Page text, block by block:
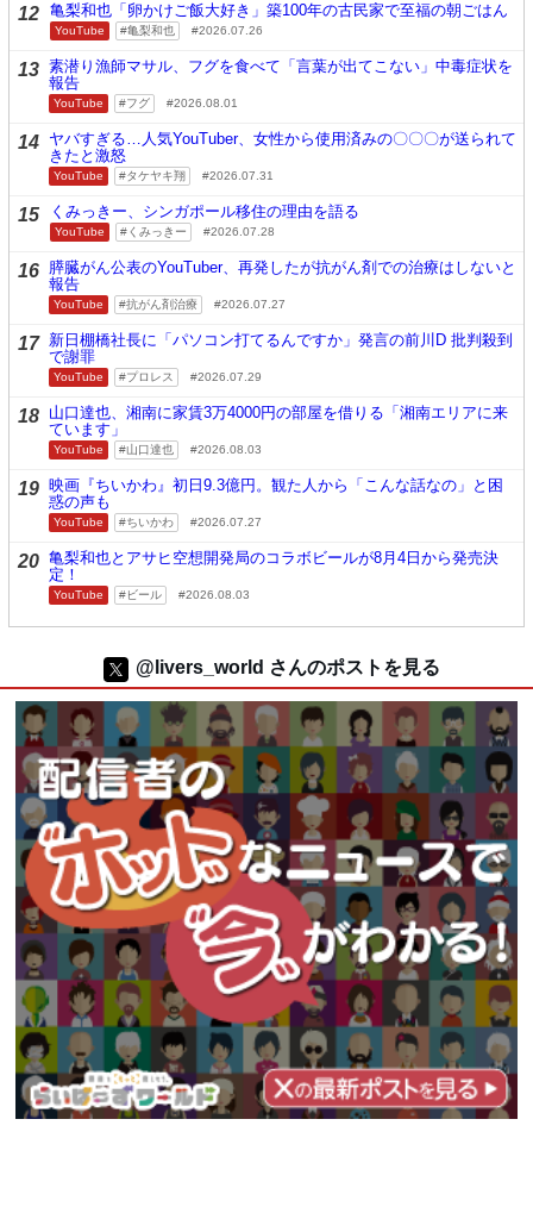
12 亀梨和也「卵かけご飯大好き」築100年の古民家で至福の朝ごはん
YouTube 亀梨和也 2026.07.26
13 素潜り漁師マサル、フグを食べて「言葉が出てこない」中毒症状を
報告
YouTube フグ 2026.08.01
14 ヤバすぎる…人気YouTuber、女性から使用済みの〇〇〇が送られて
きたと激怒
YouTube タケヤキ翔 2026.07.31
15 くみっきー、シンガポール移住の理由を語る
YouTube くみっきー 2026.07.28
16 膵臓がん公表のYouTuber、再発したが抗がん剤での治療はしないと
報告
YouTube 抗がん剤治療 2026.07.27
17 新日棚橋社長に「パソコン打てるんですか」発言の前川D 批判殺到
で謝罪
YouTube プロレス 2026.07.29
18 山口達也、湘南に家賃3万4000円の部屋を借りる「湘南エリアに来
ています」
YouTube 山口達也 2026.08.03
19 映画『ちいかわ』初日9.3億円。観た人から「こんな話なの」と困
惑の声も
YouTube ちいかわ 2026.07.27
20 亀梨和也とアサヒ空想開発局のコラボビールが8月4日から発売決
定！
YouTube ビール 2026.08.03
@livers_world さんのポストを見る